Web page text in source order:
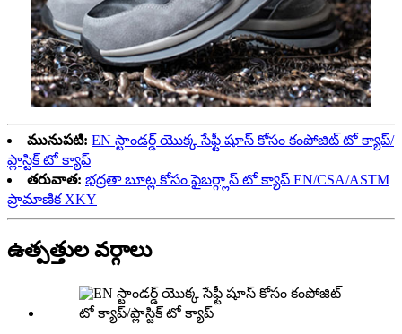
మునుపటి: EN స్టాండర్డ్ యొక్క సేఫ్టీ షూస్ కోసం కంపోజిట్ టో క్యాప్/
ప్లాస్టిక్ టో క్యాప్
తరువాత: భద్రతా బూట్ల కోసం ఫైబర్గ్లాస్ టో క్యాప్ EN/CSA/ASTM
ప్రామాణిక XKY
ఉత్పత్తుల వర్గాలు